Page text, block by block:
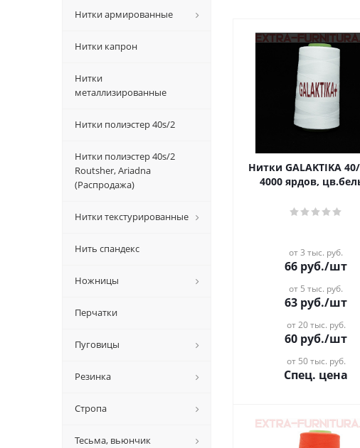
Нитки GALAKTIKA 40/2 п/э
4000 ярдов,
от 3 тыс. руб.
66 руб./шт
от 5 тыс. руб.
63 руб./шт
от 20 тыс. руб.
60 руб./шт
от 50 тыс. руб.
Спец. цена
Нитки армированные
Нитки капрон
Нитки
металлизированные
Нитки полиэстер 40s/2
Нитки полиэстер 40s/2
Routsher, Ariadna
(Распродажа)
Нитки текстурированные
Нить спандекс
Ножницы
Перчатки
Пуговицы
Резинка
Стропа
Тесьма, вьюнчик